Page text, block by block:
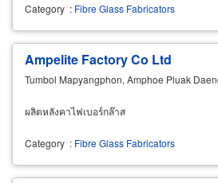
Category : Fibre Glass Fabricators
Ampelite Factory Co Ltd
Tumbol Mapyangphon, Amphoe Pluak
ผลิตหลังคาไฟเบอร์กล๊าส
Category : Fibre Glass Fabricators